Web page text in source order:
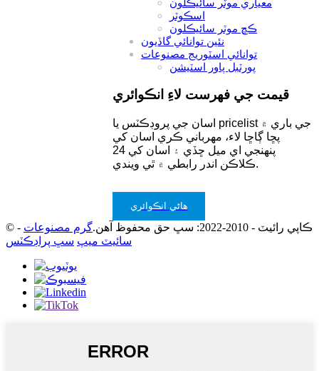
معياري موٽر سائيڪلون
اسڪوٽر
ڪڇ موٽر سائيڪلون
نئين توانائي گاڏيون
توانائي اسٽوريج مصنوعات
پورٽبل پاور اسٽيشن
قيمت جي فهرست لاءِ انڪوائري
اسان جي پروڊڪٽس يا pricelist جي باري ۾
پڇا ڳاڇا لاء، مهرباني ڪري اسان کي
پنهنجي اي ميل ڇڏي ۽ اسان کي 24
ڪلاڪن اندر رابطي ۾ ٿي ويندي.
هاڻي انڪوائري
© ڪاپي رائيٽ - 2010-2022: سڀ حق محفوظ آهن. گرم مصنوعات -
سائيٽ ميپ سڀ پراڊڪٽس